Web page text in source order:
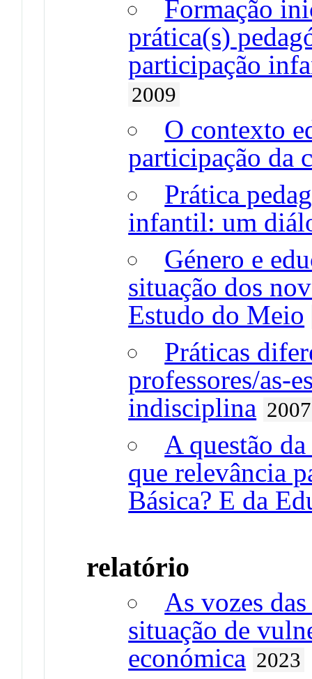
Formação
prática(s)
participação
2009
O contexto
participação da
Prática
infantil: um
Género e
situação dos
Estudo do Meio
Práticas
professores/as-
indisciplina 2007
A questão
que relevância
Básica? E da
relatório
As vozes
situação de
económica 2023